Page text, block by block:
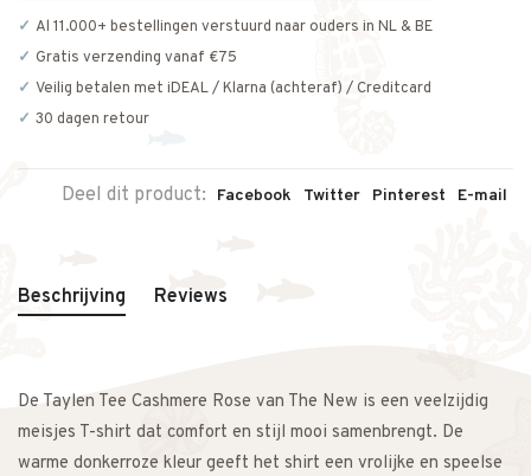
Al 11.000+ bestellingen verstuurd naar ouders in NL & BE
Gratis verzending vanaf €75
Veilig betalen met iDEAL / Klarna (achteraf) / Creditcard
30 dagen retour
Deel dit product: Facebook Twitter Pinterest E-mail
Beschrijving Reviews
De Taylen Tee Cashmere Rose van The New is een veelzijdig
meisjes T-shirt dat comfort en stijl mooi samenbrengt. De
warme donkerroze kleur geeft het shirt een vrolijke en speelse